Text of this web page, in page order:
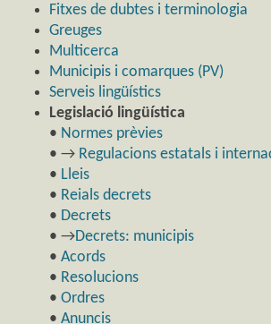
Fitxes de dubtes i terminologia
Greuges
Multicerca
Municipis i comarques (PV)
Serveis lingüístics
Legislació lingüística
• Normes prèvies
• → Regulacions estatals i
• Lleis
• Reials decrets
• Decrets
• →Decrets: municipis
• Acords
• Resolucions
• Ordres
• Anuncis